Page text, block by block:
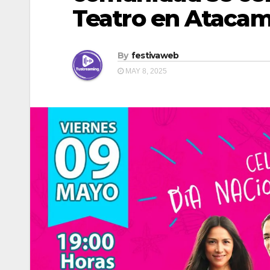
Teatro en
By festivaweb
MAY 8, 2025